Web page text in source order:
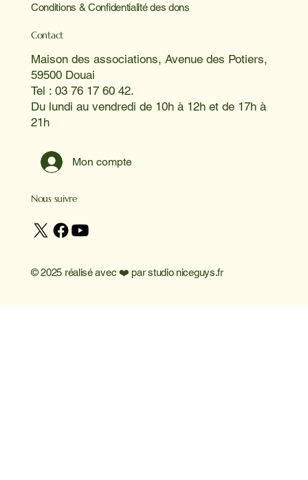
Conditions & Confidentialité des dons
Contact
Maison des associations, Avenue des Potiers,
59500 Douai
Tel : 03 76 17 60 42.
Du lundi au vendredi de 10h à 12h et de 17h à
21h
Mon compte
Nous suivre
© 2025 réalisé avec ❤️ parstudio niceguys.fr